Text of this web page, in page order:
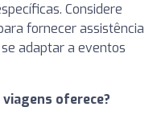
Considere
fornecer assistência
adaptar a eventos
oferece?